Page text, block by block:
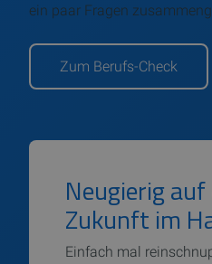
ein paar Fragen
Zum Berufs-Check
Neugierig auf
Zukunft im
Einfach mal